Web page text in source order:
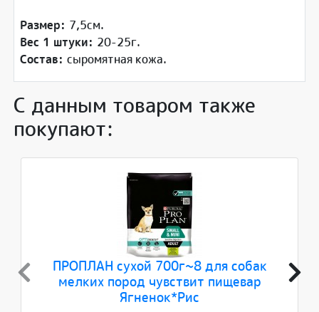
Размер: 7,5см.
Вес 1 штуки: 20-25г.
Состав:сыромятная кожа.
С данным товаром также
покупают:
ПРОПЛАН сухой 700г~8 для собак
мелких пород чувствит пищевар
Ягненок*Рис